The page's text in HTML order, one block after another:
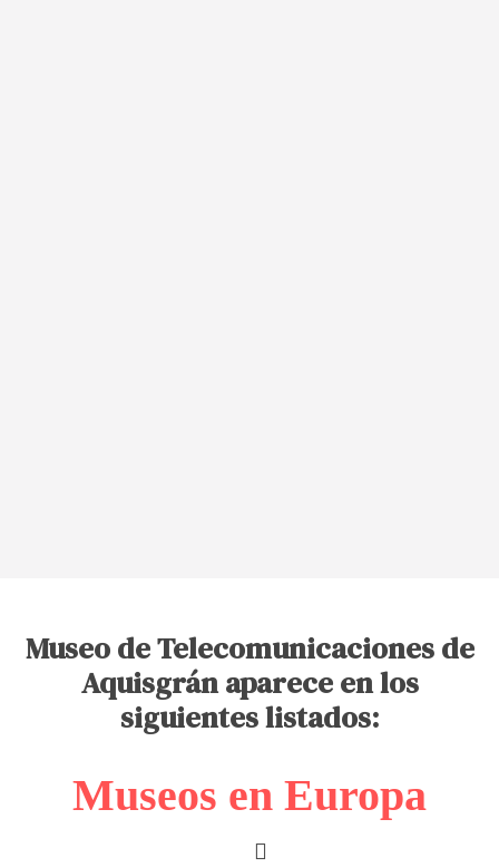
Museo de Telecomunicaciones de
Aquisgrán aparece en los
siguientes listados:
Museos en Europa